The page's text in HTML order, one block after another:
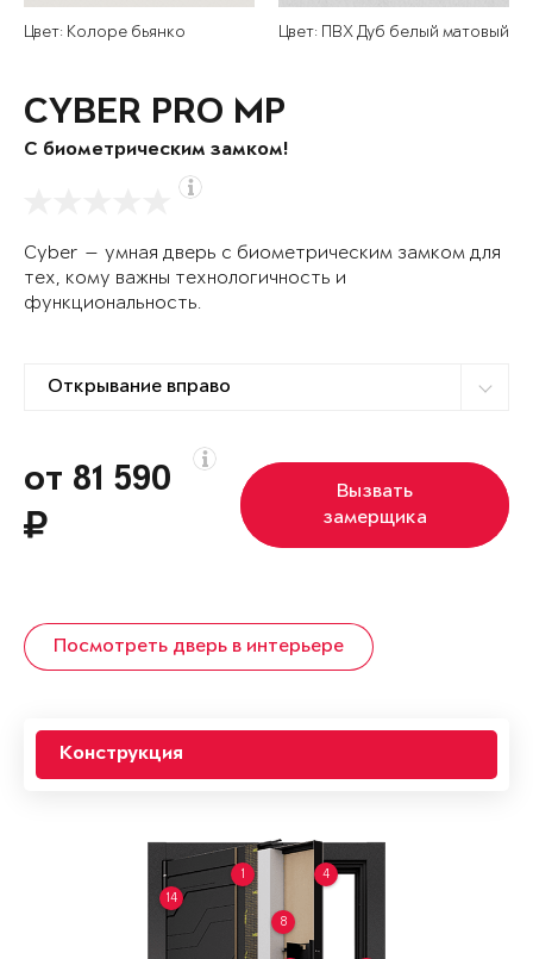
Цвет: Колоре бьянко Цвет: ПВХ Дуб белый матовый
CYBER PRO MP
С биометрическим замком!
Cyber — умная дверь с биометрическим замком для
тех, кому важны технологичность и
функциональность.
от 81 590
Вызвать
замерщика
Посмотреть дверь в интерьере
Конструкция
1 4
8
14